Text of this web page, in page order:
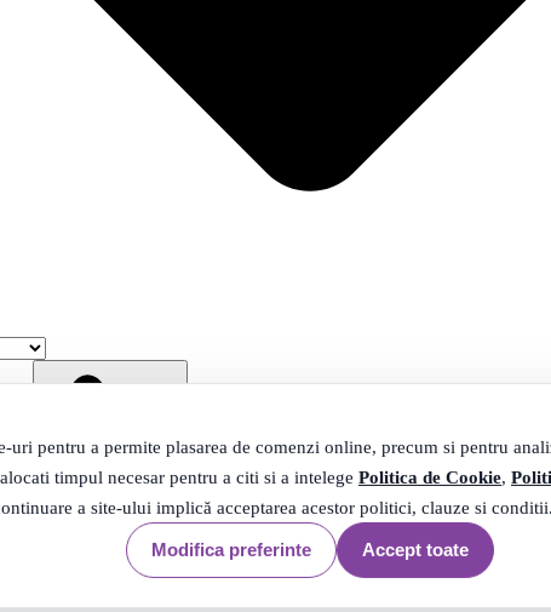
uri pentru a permite plasarea de comenzi online, precum si pentru
timpul necesar pentru a citi si a intelege Politica de Cookie,
a site-ului implică acceptarea acestor politici, clauze si conditii.
Modifica preferinte Accept toate
Filtrare 19 produse